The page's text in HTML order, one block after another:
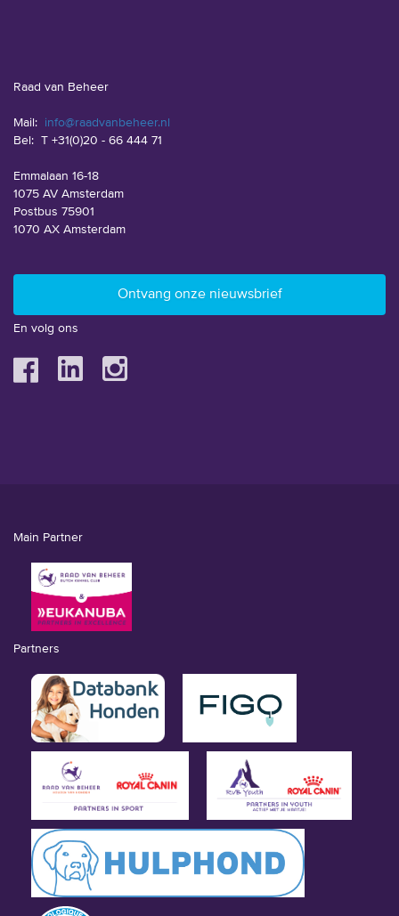
Raad van Beheer
Mail: info@raadvanbeheer.nl
Bel: T +31(0)20 - 66 444 71
Emmalaan 16-18
1075 AV Amsterdam
Postbus 75901
1070 AX Amsterdam
En volg ons
Main Partner
Partners